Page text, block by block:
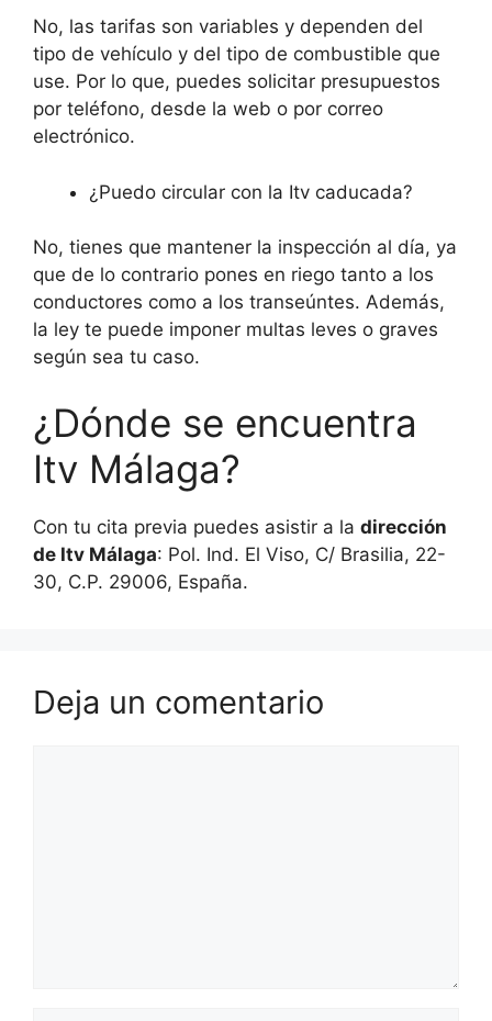
No, las tarifas son variables y dependen del
tipo de vehículo y del tipo de combustible que
use. Por lo que, puedes solicitar presupuestos
por teléfono, desde la web o por correo
electrónico.
¿Puedo circular con la Itv caducada?
No, tienes que mantener la inspección al día, ya
que de lo contrario pones en riego tanto a los
conductores como a los transeúntes. Además,
la ley te puede imponer multas leves o graves
según sea tu caso.
¿Dónde se encuentra
Itv Málaga?
Con tu cita previa puedes asistir a la dirección
de Itv Málaga: Pol. Ind. El Viso, C/ Brasilia, 22-
30, C.P. 29006, España.
Deja un comentario